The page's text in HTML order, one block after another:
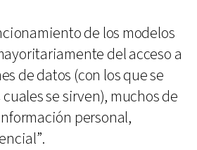
de los modelos
del acceso a
de datos (con los que se
se sirven), muchos de
personal,